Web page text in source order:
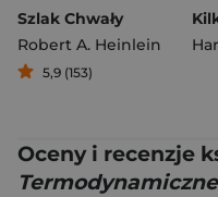
Szlak Chwały
Robert A. Heinlein
5,9 (153)
Oceny i recenzje